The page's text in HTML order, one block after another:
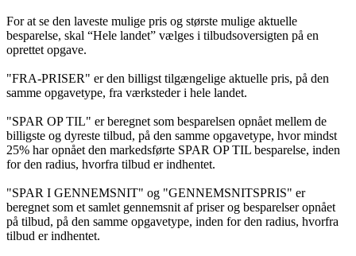
For at se den laveste mulige pris og største mulige aktuelle
besparelse, skal “Hele landet” vælges i tilbudsoversigten på en
oprettet opgave.
"FRA-PRISER" er den billigst tilgængelige aktuelle pris, på den
samme opgavetype, fra værksteder i hele landet.
"SPAR OP TIL" er beregnet som besparelsen opnået mellem de
billigste og dyreste tilbud, på den samme opgavetype, hvor mindst
25% har opnået den markedsførte SPAR OP TIL besparelse, inden
for den radius, hvorfra tilbud er indhentet.
"SPAR I GENNEMSNIT" og "GENNEMSNITSPRIS" er
beregnet som et samlet gennemsnit af priser og besparelser opnået
på tilbud, på den samme opgavetype, inden for den radius, hvorfra
tilbud er indhentet.